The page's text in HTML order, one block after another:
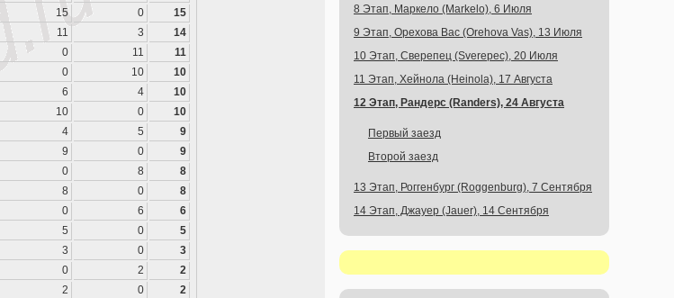
15 0
15
11 3
14
0 11
11
0 10
10
6 4
10
10 0
10
4 5
9
9 0
9
0 8
8
8 0
8
0 6
6
5 0
5
3 0
3
0 2
2
2 0
2
8 Этап, Маркело (Markelo), 6 Июля
9 Этап, Орехова Вас (Orehova Vas), 13 Июля
10 Этап, Сверепец (Sverepec), 20 Июля
11 Этап, Хейнола (Heinola), 17 Августа
12 Этап, Рандерс (Randers), 24 Августа
Первый заезд
Второй заезд
13 Этап, Роггенбург (Roggenburg), 7 Сентября
14 Этап, Джауер (Jauer), 14 Сентября